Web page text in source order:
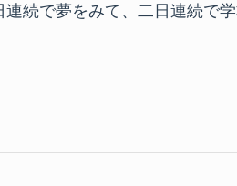
連続で夢をみて、二日連続で